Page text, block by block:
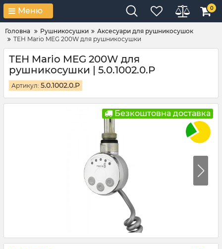
Меню 0
Головна Рушникосушки
Аксесуари для рушникосушок
ТЕН Mario MEG 200W для рушникосушки
ТЕН Mario MEG 200W для
рушникосушки | 5.0.1002.0.P
Артикул: 5.0.1002.0.P
Безкоштовна доставка